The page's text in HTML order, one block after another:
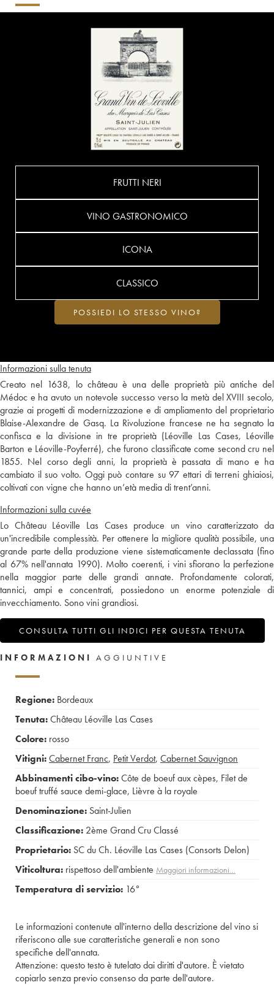
Informazioni sulla tenuta
Creato nel 1638, lo château è una delle proprietà più antiche del
Médoc e ha avuto un notevole successo verso la metà del XVIII secolo,
grazie ai progetti di modernizzazione e di ampliamento del proprietario
Blaise-Alexandre de Gasq. La Rivoluzione francese ne ha segnato la
confisca e la divisione in tre proprietà (Léoville Las Cases, Léoville
Barton e Léoville-Poyferré), che furono classificate come second cru nel
1855. Nel corso degli anni, la proprietà è passata di mano e ha
cambiato il suo volto. Oggi può contare su 97 ettari di terreni ghiaiosi,
coltivati con vigne che hanno un’età media di trent’anni.
Informazioni sulla cuvée
Lo Château Léoville Las Cases produce un vino caratterizzato da
un'incredibile complessità. Per ottenere la migliore qualità possibile, una
grande parte della produzione viene sistematicamente declassata (fino
al 67% nell'annata 1990). Molto coerenti, i vini sfiorano la perfezione
nella maggior parte delle grandi annate. Profondamente colorati,
tannici, ampi e concentrati, possiedono un enorme potenziale di
invecchiamento. Sono vini grandiosi.
CONSULTA TUTTI GLI INDICI PER QUESTA TENUTA
FRUTTI NERI
VINO GASTRONOMICO
ICONA
CLASSICO
POSSIEDI LO STESSO VINO?
INFORMAZIONI AGGIUNTIVE
Regione: Bordeaux
Tenuta:Château Léoville Las Cases
Colore: rosso
Vitigni:Cabernet Franc, Petit Verdot, Cabernet Sauvignon
Abbinamenti cibo-vino:Côte de boeuf aux cèpes, Filet de
boeuf truffé sauce demi-glace, Lièvre à la royale
Denominazione: Saint-Julien
Classificazione: 2ème Grand Cru Classé
Proprietario: SC du Ch. Léoville Las Cases (Consorts Delon)
Viticoltura: rispettoso dell'ambiente Maggiori informazioni…
Temperatura di servizio: 16°
Le informazioni contenute all'interno della descrizione del vino si
riferiscono alle sue caratteristiche generali e non sono
specifiche dell'annata.
Attenzione: questo testo è tutelato dai diritti d'autore. È vietato
copiarlo senza previo consenso da parte dell'autore.